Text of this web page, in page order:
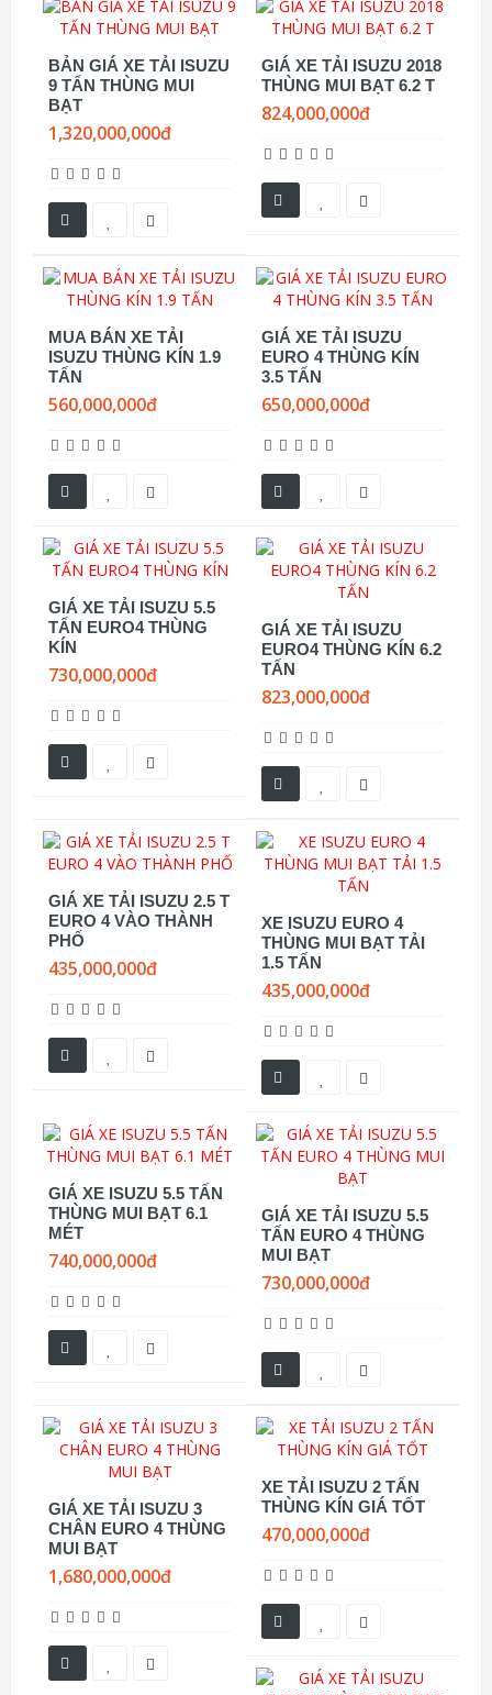
BẢN GIÁ XE TẢI ISUZU
9 TẤN THÙNG MUI
BẠT
1,320,000,000đ
GIÁ XE TẢI ISUZU 2018
THÙNG MUI BẠT 6.2 T
824,000,000đ
MUA BÁN XE TẢI
ISUZU THÙNG KÍN 1.9
TẤN
560,000,000đ
GIÁ XE TẢI ISUZU
EURO 4 THÙNG KÍN
3.5 TẤN
650,000,000đ
GIÁ XE TẢI ISUZU 5.5
TẤN EURO4 THÙNG
KÍN
730,000,000đ
GIÁ XE TẢI ISUZU
EURO4 THÙNG KÍN 6.2
TẤN
823,000,000đ
GIÁ XE TẢI ISUZU 2.5 T
EURO 4 VÀO THÀNH
PHỐ
435,000,000đ
XE ISUZU EURO 4
THÙNG MUI BẠT TẢI
1.5 TẤN
435,000,000đ
GIÁ XE ISUZU 5.5 TẤN
THÙNG MUI BẠT 6.1
MÉT
740,000,000đ
GIÁ XE TẢI ISUZU 5.5
TẤN EURO 4 THÙNG
MUI BẠT
730,000,000đ
GIÁ XE TẢI ISUZU 3
CHÂN EURO 4 THÙNG
MUI BẠT
1,680,000,000đ
XE TẢI ISUZU 2 TẤN
THÙNG KÍN GIÁ TỐT
470,000,000đ